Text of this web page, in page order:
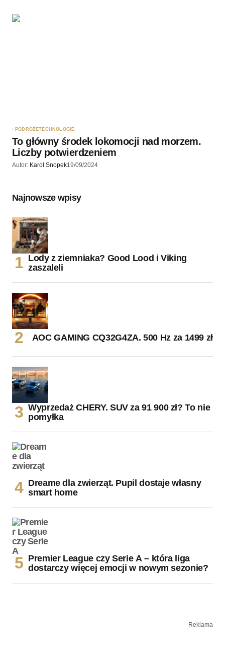
PODRÓŻETECHNOLOGIE
To główny środek lokomocji nad morzem.
Liczby potwierdzeniem
Autor: Karol Snopek19/09/2024
Najnowsze wpisy
Lody z ziemniaka? Good Lood i Viking
zaszaleli
AOC GAMING CQ32G4ZA. 500 Hz za 1499 zł
Wyprzedaż CHERY. SUV za 91 900 zł? To nie
pomyłka
Dreame dla zwierząt. Pupil dostaje własny
smart home
Premier League czy Serie A – która liga
dostarczy więcej emocji w nowym sezonie?
Reklama